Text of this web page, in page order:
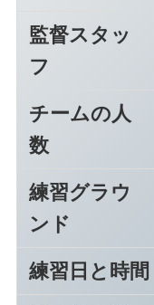
監督スタッ
フ
チームの人
数
練習グラウ
ンド
練習日と時間